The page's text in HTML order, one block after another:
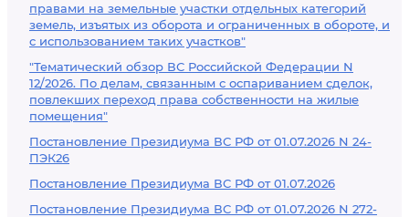
правами на земельные участки отдельных категорий
земель, изъятых из оборота и ограниченных в обороте, и
с использованием таких участков"
"Тематический обзор ВС Российской Федерации N
12/2026. По делам, связанным с оспариванием сделок,
повлекших переход права собственности на жилые
помещения"
Постановление Президиума ВС РФ от 01.07.2026 N 24-
ПЭК26
Постановление Президиума ВС РФ от 01.07.2026
Постановление Президиума ВС РФ от 01.07.2026 N 272-